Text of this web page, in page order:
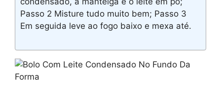
Passo 2 Misture tudo muito bem; Passo 3
Em seguida leve ao fogo baixo e mexa até.